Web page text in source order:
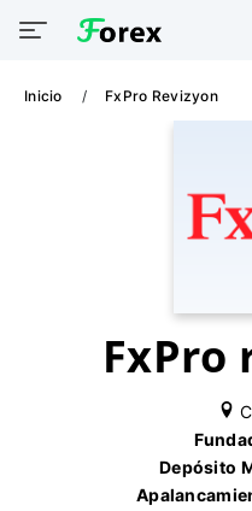
Inicio FxPro Revizyon
FxPro
Depósito